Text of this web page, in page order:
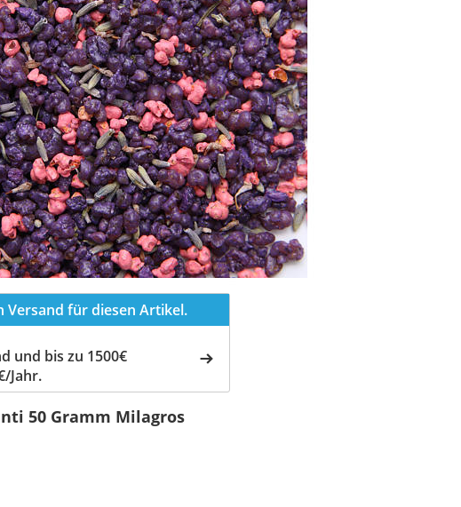
Versand für diesen Artikel.
und bis zu 1500€
Jahr.
50 Gramm Milagros